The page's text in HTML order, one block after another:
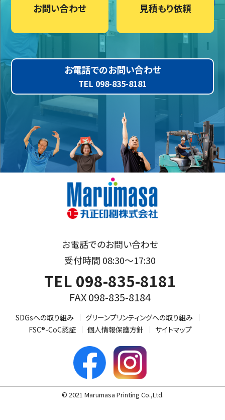
お問い合わせ 見積もり依頼
お電話でのお問い合わせ
TEL 098-835-8181
お電話でのお問い合わせ
受付時間 08:30～17:30
TEL 098-835-8181
FAX 098-835-8184
SDGsへの取り組み
グリーンプリンティングへの取り組み
FSC®-CoC認証
個人情報保護方針 サイトマップ
© 2021 Marumasa Printing Co.,Ltd.